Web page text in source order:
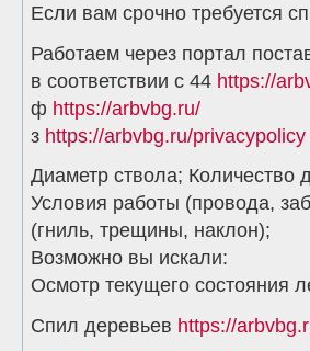
Если вам срочно требуется
Работаем через портал
в соответствии с 44 https://
ф https://arbvbg.ru/
з https://arbvbg.ru/privacypolicy
Диаметр ствола; Количество
Условия работы (провода,
(гниль, трещины, наклон);
Возможно вы искали:
Осмотр текущего состояния
Спил деревьев https://